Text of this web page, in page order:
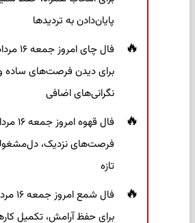
پایان‌دادن به تردیدها
برای دیدن فرصت‌های ساده
نگرانی‌های اضافی
فرصت‌های نزدیک،
تازه
برای حفظ آرامش، تکمیل